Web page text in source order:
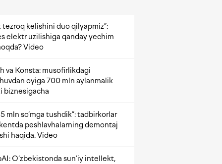
tezroq kelishini duo qilyapmiz”:
elektr uzilishiga qanday yechim
Video
va Konsta: musofirlikdagi
oyiga 700 mln aylanmalik
biznesigacha
mln so‘mga tushdik”: tadbirkorlar
peshlavhalarning demontaj
haqida. Video
O‘zbekistonda sun’iy intellekt,